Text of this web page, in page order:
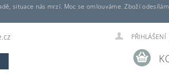
situace nás mrzí. Moc se omlouváme. Zboží
PŘIHLÁŠENÍ